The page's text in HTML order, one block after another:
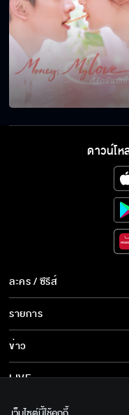
อั๊
ค
อ
เ
อั๊
ดาวน์โห
ละคร / ซีรีส์
ละคร/ซีรีส์
ซีรีส์นานาชาติ
การ์ตูน & เกม
รายการ
รายการทั้งหมด
ข่าว
ข่าวทั้งหมด
LIVE
เกี่ยวกับเรา